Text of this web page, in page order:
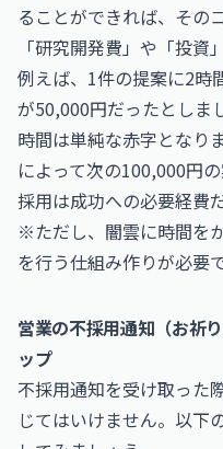
ることができれば、その
「研究開発費」や「投資
例えば、1件の提案に2時
が50,000円だったとしま
時間は単純な赤字となり
によって次の100,000円
採用は成功への必要経費
※ただし、闇雲に時間を
を行う仕組み作りが必要で
営業の不採用通知（お祈
ップ
不採用通知を受け取った
じてはいけません。以下